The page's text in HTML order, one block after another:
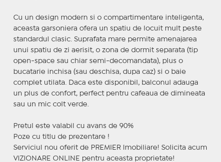
Cu un design modern si o compartimentare inteligenta,
aceasta garsoniera ofera un spatiu de locuit mult peste
standardul clasic. Suprafata mare permite amenajarea
unui spatiu de zi aerisit, o zona de dormit separata (tip
open-space sau chiar semi-decomandata), plus o
bucatarie inchisa (sau deschisa, dupa caz) si o baie
complet utilata. Daca este disponibil, balconul adauga
un plus de confort, perfect pentru cafeaua de dimineata
sau un mic colt verde.
Pretul este valabil cu avans de 90%
Poze cu titlu de prezentare !
Serviciul nou oferit de PREMIER Imobiliare! Solicita acum
VIZIONARE ONLINE pentru aceasta proprietate!